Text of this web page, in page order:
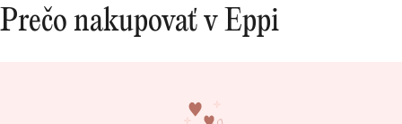
Prečo nakupovať v Eppi